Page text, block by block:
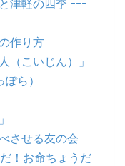
作り方
こいじん）」
ら）
させる友の会
！お命ちょうだ